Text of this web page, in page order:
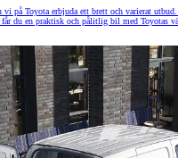
på Toyota erbjuda ett brett och varierat
får du en praktisk och pålitlig bil med Toyotas